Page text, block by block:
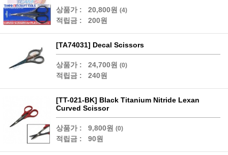
상품가 : 20,800원 (4)
적립금 : 200원
[TA74031] Decal Scissors
상품가 : 24,700원 (0)
적립금 : 240원
[TT-021-BK] Black Titanium Nitride Lexan
Curved Scissor
상품가 : 9,800원 (0)
적립금 : 90원